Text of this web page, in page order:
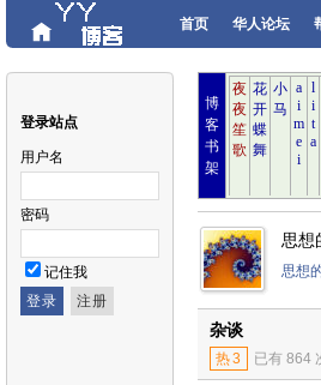
首页 华人论坛
登录站点
用户名
密码
记住我
博
客
书
架
思想
思想
杂谈
热3 已有 864